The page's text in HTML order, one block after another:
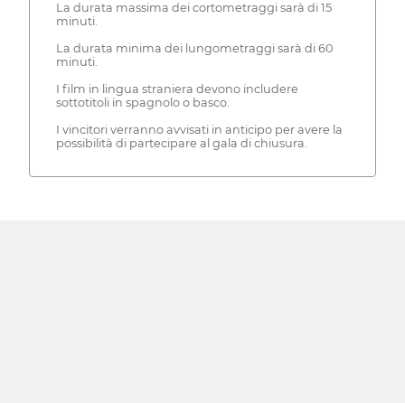
La durata massima dei cortometraggi sarà di 15
minuti.
La durata minima dei lungometraggi sarà di 60
minuti.
I film in lingua straniera devono includere
sottotitoli in spagnolo o basco.
I vincitori verranno avvisati in anticipo per avere la
possibilità di partecipare al gala di chiusura.